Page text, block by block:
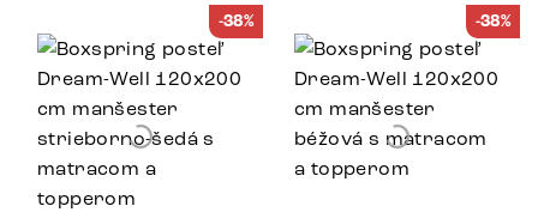
-38% -38%